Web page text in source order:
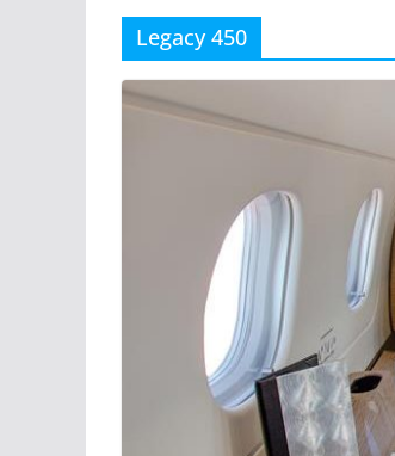
Legacy 450